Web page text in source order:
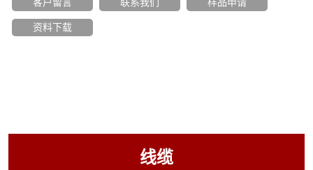
资料下载
线缆